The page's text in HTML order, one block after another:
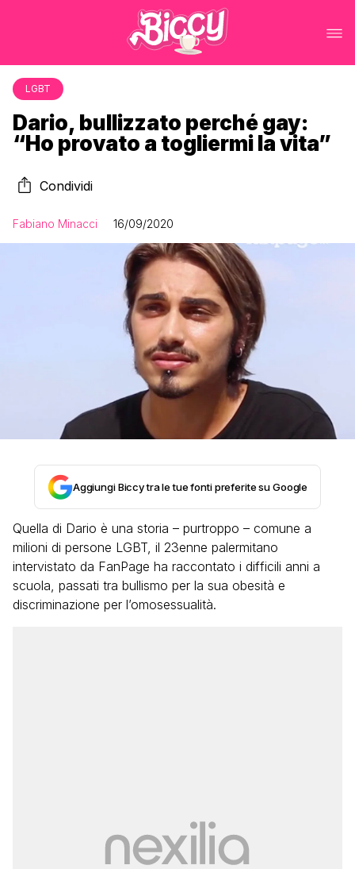
LGBT
Dario, bullizzato perché gay:
“Ho provato a togliermi la vita”
Condividi
Fabiano Minacci 16/09/2020
Aggiungi Biccy tra le tue fonti preferite su Google
Quella di Dario è una storia – purtroppo – comune a
milioni di persone LGBT, il 23enne palermitano
intervistato da FanPage ha raccontato i difficili anni a
scuola, passati tra bullismo per la sua obesità e
discriminazione per l’omosessualità.